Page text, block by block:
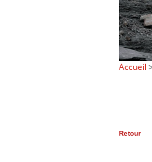
Accueil
Retour